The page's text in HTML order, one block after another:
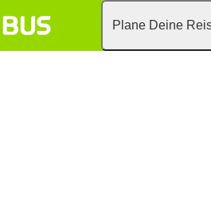
Plane Deine